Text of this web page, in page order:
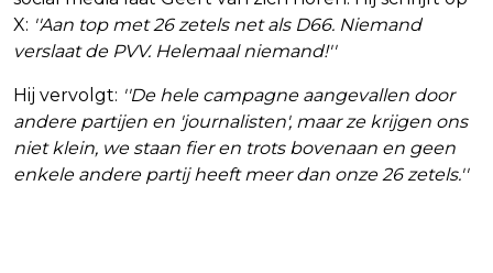
X: ''Aan top met 26 zetels net als D66. Niemand
verslaat de PVV. Helemaal niemand!''
Hij vervolgt: ''De hele campagne aangevallen door
andere partijen en 'journalisten', maar ze krijgen ons
niet klein, we staan fier en trots bovenaan en geen
enkele andere partij heeft meer dan onze 26 zetels.''